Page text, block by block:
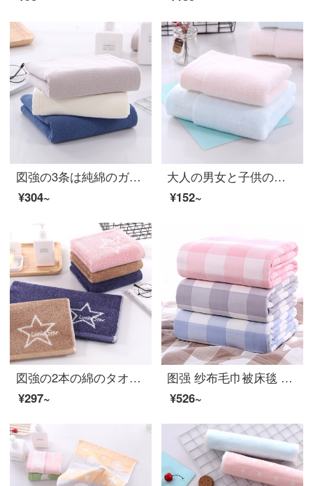
図強の3条は純綿のガーゼのタオルの両面を詰めて、家庭用の柔らかい吸水大人の子供の綿の顔のタオルの米+青+灰の33*73 cmを詰めます。
¥304~
大人の男女と子供の柔らかい吸水綿1タオル+1子供用ナプキン家庭親子セット大人用タオル青+子供用ナプキン
¥152~
図強の2本の綿のタオルAB紗家庭の成人の男女のカップルは厚くて柔軟に水を吸い込んで顔のタオルの粉+青+カレーの3条は34*74 cm詰めます。
¥297~
图强 纱布毛巾被床毯 纯棉单双人毛巾被夏凉被午睡空调盖毯夏季办公室格子盖毯 苏格拉格蓝色 150*210
¥526~